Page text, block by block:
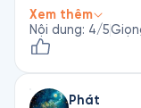
thực tế.
Xem thêm
Nội dung: 4/5
Phát